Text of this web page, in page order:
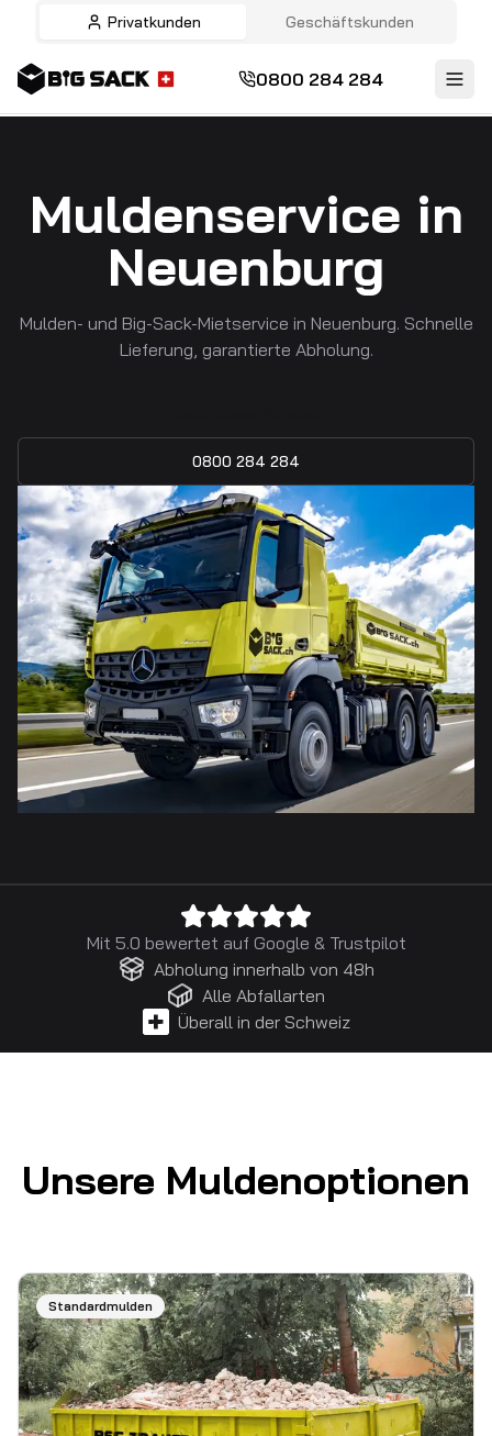
Privatkunden Geschäftskunden
0800 284 284
Muldenservice in
Neuenburg
Mulden- und Big-Sack-Mietservice in Neuenburg. Schnelle
Lieferung, garantierte Abholung.
0800 284 284
Mit 5.0 bewertet auf Google & Trustpilot
Abholung innerhalb von 48h
Alle Abfallarten
Überall in der Schweiz
Unsere Muldenoptionen
Standardmulden